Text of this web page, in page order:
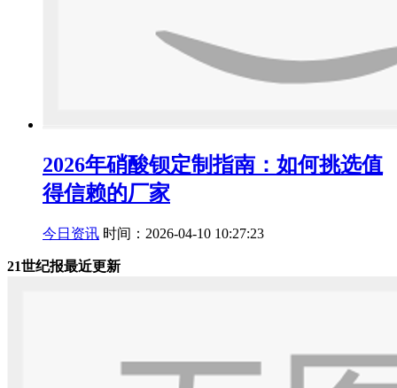
2026年硝酸钡定制指南：如何挑选值
得信赖的厂家
今日资讯 时间：2026-04-10 10:27:23
21世纪报最近更新